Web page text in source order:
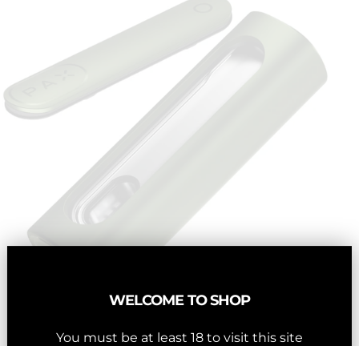
WELCOME TO SHOP
You must be at least 18 to visit this site